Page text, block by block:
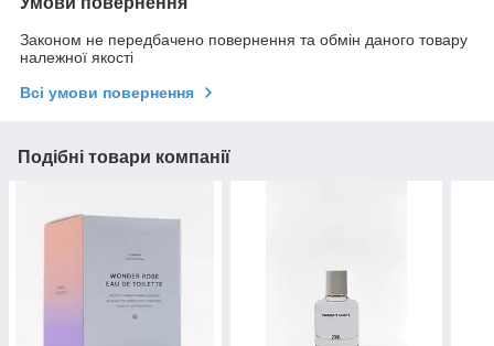
Законом не передбачено повернення та обмін даного товару
належної якості
Всі умови повернення
Подібні товари компанії